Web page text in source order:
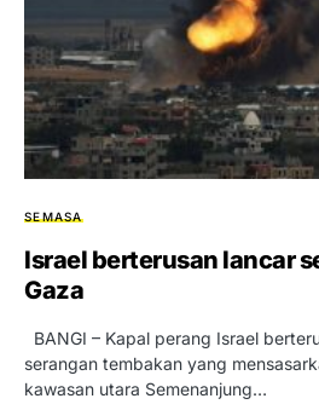
SEMASA
Israel berterusan lancar
Gaza
BANGI – Kapal perang Israel
serangan tembakan yang
kawasan utara Semenanjung…